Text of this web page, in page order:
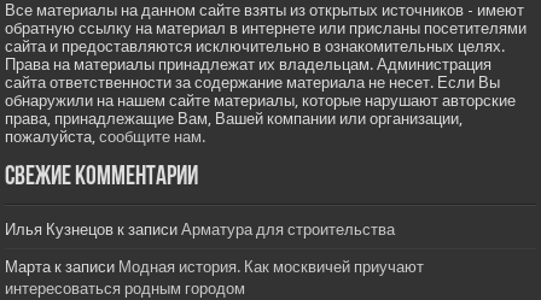
Все материалы на данном сайте взяты из открытых источников - имеют
обратную ссылку на материал в интернете или присланы посетителями
сайта и предоставляются исключительно в ознакомительных целях.
Права на материалы принадлежат их владельцам. Администрация
сайта ответственности за содержание материала не несет. Если Вы
обнаружили на нашем сайте материалы, которые нарушают авторские
права, принадлежащие Вам, Вашей компании или организации,
пожалуйста,сообщите нам.
Свежие комментарии
Илья Кузнецов к записиАрматура для строительства
Мартак записи Модная история. Как москвичей приучают
интересоваться родным городом